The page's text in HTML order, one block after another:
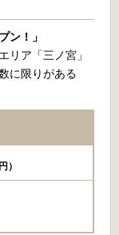
ン！」
リア「三ノ宮」
に限りがある
）